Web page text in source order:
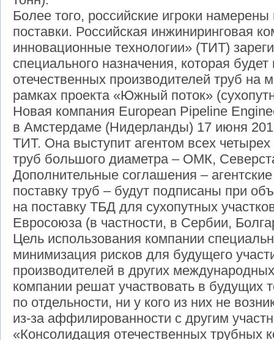
Более того, российские игроки
поставки. Российская инжиниринговая
инновационные технологии» (ТИТ)
специального назначения, которая
отечественных производителей труб на
рамках проекта «Южный поток»
Новая компания European Pipeline
в Амстердаме (Нидерланды) 17 июня
ТИТ. Она выступит агентом всех четырех
труб большого диаметра – ОМК,
Дополнительные соглашения –
поставку труб – будут подписаны при
на поставку ТБД для сухопутных
Евросоюза (в частности, в Сербии,
Цель использования компании
минимизация рисков для будущего
производителей в других
компании решат участвовать в будущих
по отдельности, ни у кого из них не
из-за аффилированности с другим
«Консолидация отечественных трубных